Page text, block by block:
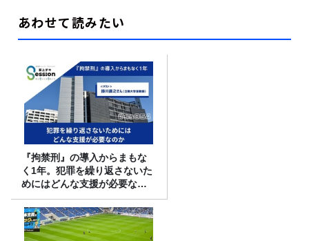
あわせて読みたい
『拘禁刑』の導入からまもな
く1年。犯罪を繰り返さないた
めにはどんな支援が必要なの
か